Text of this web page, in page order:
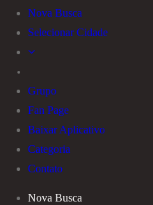
Nova Busca
Selecionar Cidade
Grupo
Fan Page
Baixar Aplicativo
Categoria
Contato
Nova Busca